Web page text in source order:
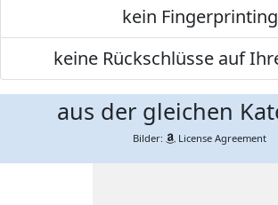
kein Fingerprinting
keine Rückschlüsse auf
aus der gleichen
Bilder: License Agreement